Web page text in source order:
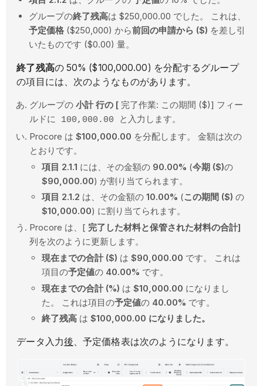
グループの終了残高は $250,000.00 でした。 これは、
予定価格 ($250,000) から前回の申請から ($) を差し引
いたものです ($0.00) 量。
終了残高の 50% ($100,000.00) を分配するグループ
の項目には、次のようなものがあります。
グループの 小計行の [ 完了作業: この期間 ($)] フィー
ルドに 100,000.00 と入力します。
Procore は$100,000.00 を分配します。 金額は次の
とおりです。
項目 2.1.1 には、その金額の 90.00% (今期 ($)の
$90,000.00) が割り当てられます。
項目 2.1.2 は、その金額の10.00% (この期間 ($) の
$10,000.00) に割り当てられます。
Procore は、[ 完了した材料と保管された材料の合計]
列を次のように更新します。
現在までの合計 ($) は$90,000.00 です。 これは
項目の予定値の 40.00% です。
現在までの合計 (%) は$10,000.00 になりまし
た。 これは項目の予定値の 40.00% です。
終了残高 は$100,000.00 になりました。
データ入力後、予定価格表は次のようになります。